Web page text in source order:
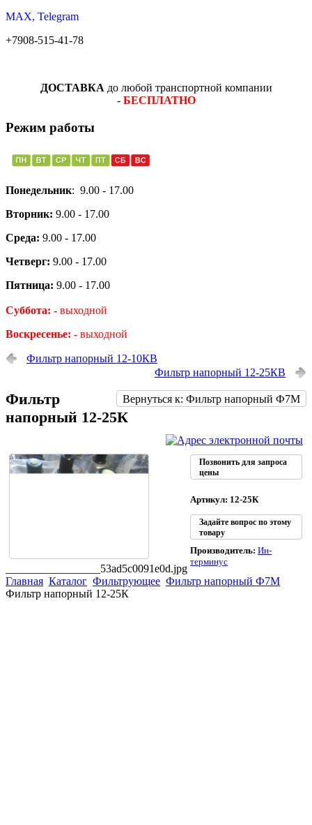
MAX, Telegram
+7908-515-41-78
ДОСТАВКА до любой транспортной компании
- БЕСПЛАТНО
Режим работы
Понедельник: 9.00 - 17.00
Вторник: 9.00 - 17.00
Среда: 9.00 - 17.00
Четверг: 9.00 - 17.00
Пятница: 9.00 - 17.00
Суббота: - выходной
Воскресенье: - выходной
Фильтр напорный 12-10КВ
Фильтр напорный 12-25КВ
Вернуться к: Фильтр напорный Ф7М
Фильтр
напорный 12-25К
_________________53ad5c0091e0d.jpg
Позвонить для запроса
цены
Артикул: 12-25К
Задайте вопрос по этому
товару
Производитель:Ин-
терминус
Главная Каталог Фильтрующее Фильтр напорный Ф7М
Фильтр напорный 12-25К